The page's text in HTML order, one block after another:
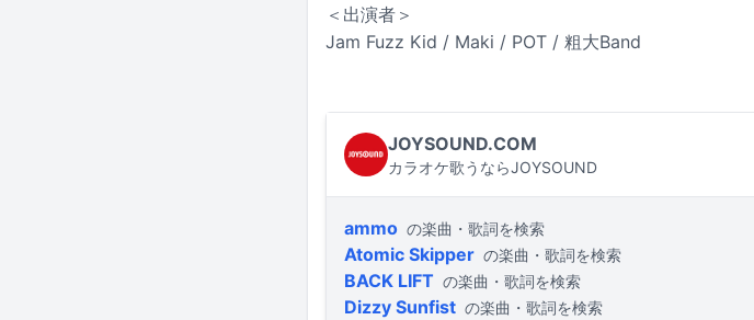
＜出演者＞
Jam Fuzz Kid / Maki / POT / 粗大Band
JOYSOUND.COM
カラオケ歌うならJOYSOUND
ammo の楽曲・歌詞を検索
Atomic Skipper の楽曲・歌詞を検索
BACK LIFT の楽曲・歌詞を検索
Dizzy Sunfist の楽曲・歌詞を検索